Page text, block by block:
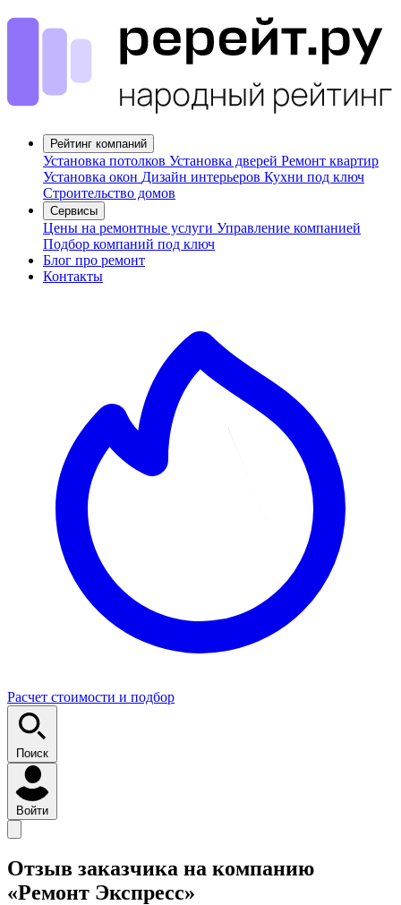
Рейтинг компаний
Установка потолков Установка дверей Ремонт квартир
Установка окон Дизайн интерьеров Кухни под ключ
Строительство домов
Сервисы
Цены на ремонтные услуги Управление компанией
Подбор компаний под ключ
Блог про ремонт
Контакты
Расчет стоимости и подбор
Поиск
Войти
Отзыв заказчика на компанию
«Ремонт Экспресс»